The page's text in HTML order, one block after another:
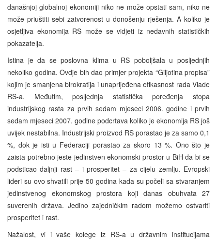
današnjoj globalnoj ekonomiji niko ne može opstati sam, niko ne
može priuštiti sebi zatvorenost u donošenju rješenja. A koliko je
osjetljiva ekonomija RS može se vidjeti iz nedavnih statističkih
pokazatelja.
Istina je da se poslovna klima u RS poboljšala u posljednjih
nekoliko godina. Ovdje bih dao primjer projekta “Giljotina propisa”
kojim je smanjena birokratija i unaprijeđena efikasnost rada Vlade
RS-a. Međutim, posljednja statistička poređenja stopa
industrijskog rasta za prvih sedam mjeseci 2006. godine i prvih
sedam mjeseci 2007. godine podcrtava koliko je ekonomija RS još
uvijek nestabilna. Industrijski proizvod RS porastao je za samo 0,1
%, dok je isti u Federaciji porastao za skoro 13 %. Ono što je
zaista potrebno jeste jedinstven ekonomski prostor u BiH da bi se
podsticao daljnji rast – i prosperitet – za cijelu zemlju. Evropski
lideri su ovo shvatili prije 50 godina kada su počeli sa stvaranjem
jedinstvenog ekonomskog prostora koji danas obuhvata 27
suverenih država. Jedino zajedničkim radom možemo ostvariti
prosperitet i rast.
Nažalost, vi i vaše kolege iz RS-a u državnim institucijama